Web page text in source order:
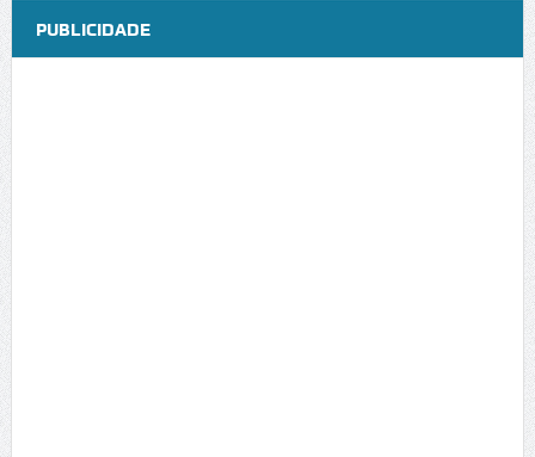
PUBLICIDADE